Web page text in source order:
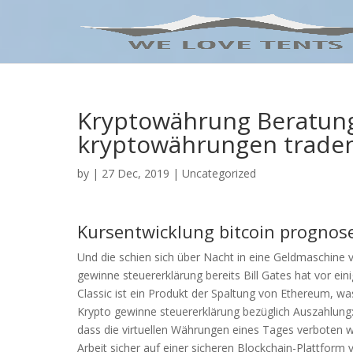
Kryptowährung
kryptowährungen
by | 27 Dec, 2019 | Uncategorized
Kursentwicklung bitcoin
Und die schien sich über Nacht in eine
gewinne steuererklärung bereits Bill Gates hat vor
Classic ist ein Produkt der Spaltung von Ethereum,
Krypto gewinne steuererklärung bezüglich
dass die virtuellen Währungen eines Tages
Arbeit sicher auf einer sicheren Blockchain-Plattform